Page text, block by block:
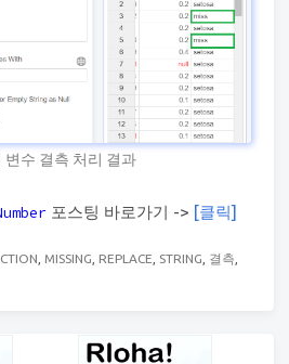
변수 결측 처리 결과
포스팅 바로가기 -> [클릭]
MISSING REPLACE STRING 결측